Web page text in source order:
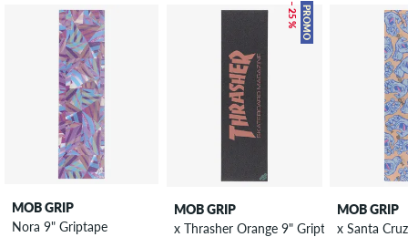
MOB GRIP
Nora 9" Griptape
PROMO
– 25 %
MOB GRIP
x Thrasher Orange 9" Griptape
MOB GRIP